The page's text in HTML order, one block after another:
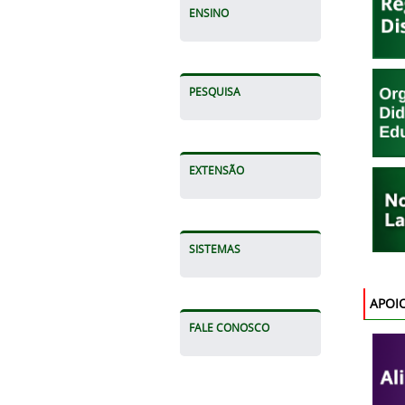
ENSINO
PESQUISA
EXTENSÃO
SISTEMAS
FALE CONOSCO